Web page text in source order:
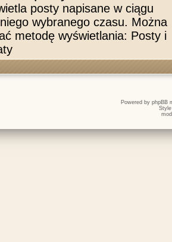
posty napisane w ciągu
wybranego czasu. Można
metodę wyświetlania: Posty i
Powered by phpBB